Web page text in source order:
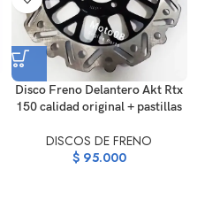
Disco Freno Delantero Akt Rtx
150 calidad original + pastillas
DISCOS DE FRENO
$95.000